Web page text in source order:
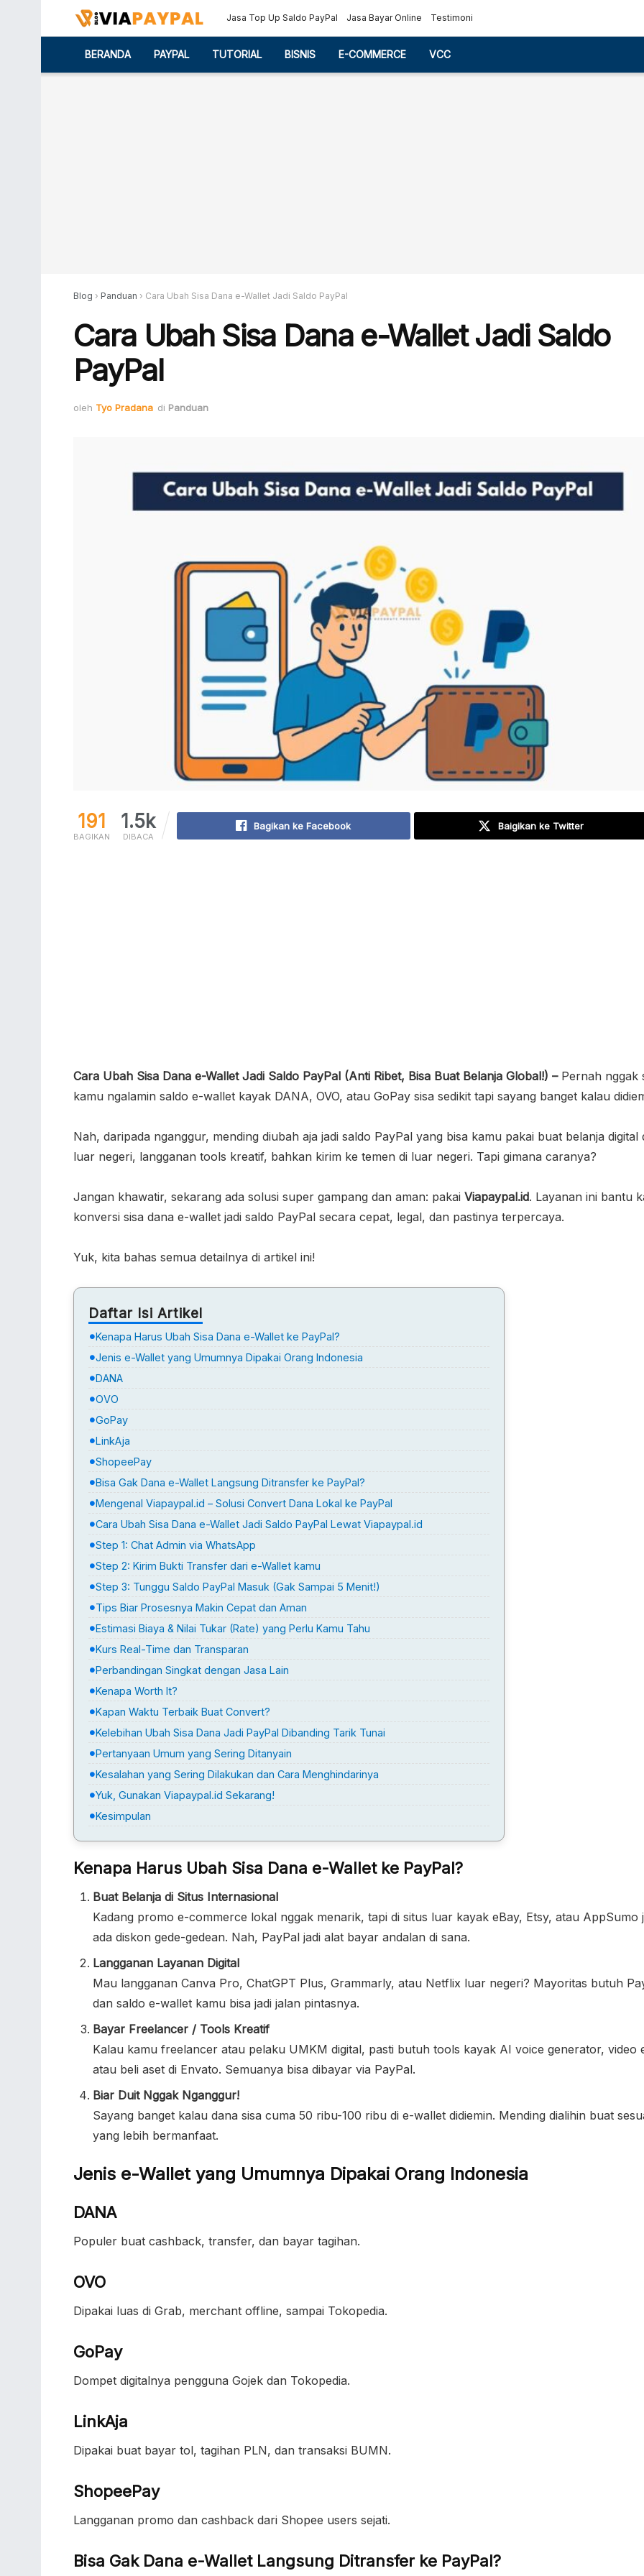
Jasa Top Up Saldo PayPal Jasa Bayar Online Testimoni
BERANDA PAYPAL TUTORIAL BISNIS E-COMMERCE VCC
Blog › Panduan › Cara Ubah Sisa Dana e-Wallet Jadi Saldo PayPal
Cara Ubah Sisa Dana e-Wallet Jadi Saldo
PayPal
oleh Tyo Pradana di Panduan
191
BAGIKAN
1.5k
DIBACA
Bagikan ke Facebook Baigikan ke Twitter
Cara Ubah Sisa Dana e-Wallet Jadi Saldo PayPal (Anti Ribet, Bisa Buat Belanja Global!) – Pernah nggak
kamu ngalamin saldo e-wallet kayak DANA, OVO, atau GoPay sisa sedikit tapi sayang banget kalau
Nah, daripada nganggur, mending diubah aja jadi saldo PayPal yang bisa kamu pakai buat belanja digital
luar negeri, langganan tools kreatif, bahkan kirim ke temen di luar negeri. Tapi gimana caranya?
Jangan khawatir, sekarang ada solusi super gampang dan aman: pakai Viapaypal.id. Layanan ini bantu
konversi sisa dana e-wallet jadi saldo PayPal secara cepat, legal, dan pastinya terpercaya.
Yuk, kita bahas semua detailnya di artikel ini!
Daftar Isi Artikel
Kenapa Harus Ubah Sisa Dana e-Wallet ke PayPal?
Jenis e-Wallet yang Umumnya Dipakai Orang Indonesia
DANA
OVO
GoPay
LinkAja
ShopeePay
Bisa Gak Dana e-Wallet Langsung Ditransfer ke PayPal?
Mengenal Viapaypal.id – Solusi Convert Dana Lokal ke PayPal
Cara Ubah Sisa Dana e-Wallet Jadi Saldo PayPal Lewat Viapaypal.id
Step 1: Chat Admin via WhatsApp
Step 2: Kirim Bukti Transfer dari e-Wallet kamu
Step 3: Tunggu Saldo PayPal Masuk (Gak Sampai 5 Menit!)
Tips Biar Prosesnya Makin Cepat dan Aman
Estimasi Biaya & Nilai Tukar (Rate) yang Perlu Kamu Tahu
Kurs Real-Time dan Transparan
Perbandingan Singkat dengan Jasa Lain
Kenapa Worth It?
Kapan Waktu Terbaik Buat Convert?
Kelebihan Ubah Sisa Dana Jadi PayPal Dibanding Tarik Tunai
Pertanyaan Umum yang Sering Ditanyain
Kesalahan yang Sering Dilakukan dan Cara Menghindarinya
Yuk, Gunakan Viapaypal.id Sekarang!
Kesimpulan
Kenapa Harus Ubah Sisa Dana e-Wallet ke PayPal?
Buat Belanja di Situs Internasional
Kadang promo e-commerce lokal nggak menarik, tapi di situs luar kayak eBay, Etsy, atau AppSumo
ada diskon gede-gedean. Nah, PayPal jadi alat bayar andalan di sana.
Langganan Layanan Digital
Mau langganan Canva Pro, ChatGPT Plus, Grammarly, atau Netflix luar negeri? Mayoritas butuh
dan saldo e-wallet kamu bisa jadi jalan pintasnya.
Bayar Freelancer / Tools Kreatif
Kalau kamu freelancer atau pelaku UMKM digital, pasti butuh tools kayak AI voice generator, video
atau beli aset di Envato. Semuanya bisa dibayar via PayPal.
Biar Duit Nggak Nganggur!
Sayang banget kalau dana sisa cuma 50 ribu-100 ribu di e-wallet didiemin. Mending dialihin buat
yang lebih bermanfaat.
Jenis e-Wallet yang Umumnya Dipakai Orang Indonesia
DANA
Populer buat cashback, transfer, dan bayar tagihan.
OVO
Dipakai luas di Grab, merchant offline, sampai Tokopedia.
GoPay
Dompet digitalnya pengguna Gojek dan Tokopedia.
LinkAja
Dipakai buat bayar tol, tagihan PLN, dan transaksi BUMN.
ShopeePay
Langganan promo dan cashback dari Shopee users sejati.
Bisa Gak Dana e-Wallet Langsung Ditransfer ke PayPal?